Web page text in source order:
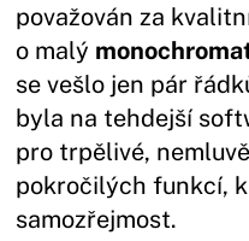
považován za
o malý
se vešlo jen pár
byla na tehdejší
pro trpělivé,
pokročilých funkcí,
samozřejmost.